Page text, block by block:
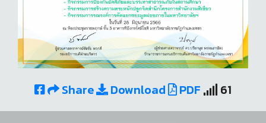
Share Download PDF 61